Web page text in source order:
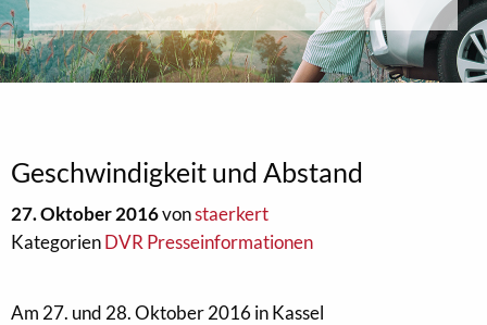
Geschwindigkeit und Abstand
27. Oktober 2016vonstaerkert
KategorienDVR Presseinformationen
Am 27. und 28. Oktober 2016 in Kassel